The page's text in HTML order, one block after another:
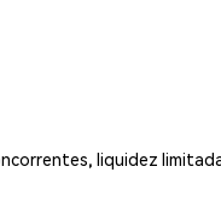
liquidez